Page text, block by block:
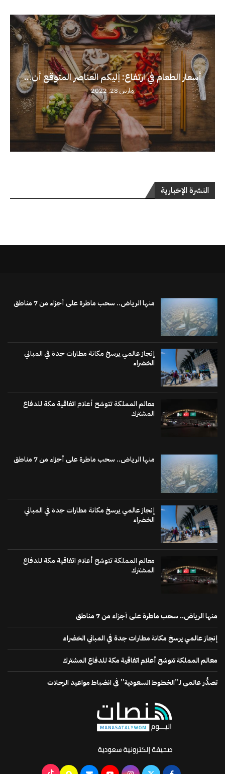
أسعار الطعام في ارتفاع: إليكم العناصر المتوقع أن...
مارس 28, 2022
النشرة الإخبارية
منها الرياض.. سحب ماطرة على أجزاء من 7 مناطق
إنجاز عالمي يرسخ مكانة مطارات جدة في المباني
الخضراء
معالم المملكة تتوشح أعلام اتفاقية مكة للدفاع
المشترك
منها الرياض.. سحب ماطرة على أجزاء من 7 مناطق
إنجاز عالمي يرسخ مكانة مطارات جدة في المباني
الخضراء
معالم المملكة تتوشح أعلام اتفاقية مكة للدفاع
المشترك
منها الرياض.. سحب ماطرة على أجزاء من 7 مناطق
إنجاز عالمي يرسخ مكانة مطارات جدة في المباني الخضراء
معالم المملكة تتوشح أعلام اتفاقية مكة للدفاع المشترك
تصدُّر عالمي لـ”الخطوط السعودية” في انضباط مواعيد الرحلات